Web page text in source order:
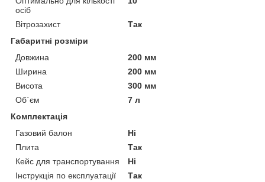
осіб
Вітрозахист
Так
Габаритні розміри
Довжина
200 мм
Ширина
200 мм
Висота
300 мм
Об`єм
7 л
Комплектація
Газовий балон
Ні
Плита
Так
Кейс для транспортування
Ні
Інструкція по експлуатації
Так